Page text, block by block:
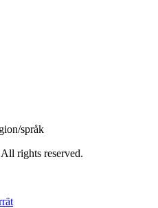
språk
rights reserved.